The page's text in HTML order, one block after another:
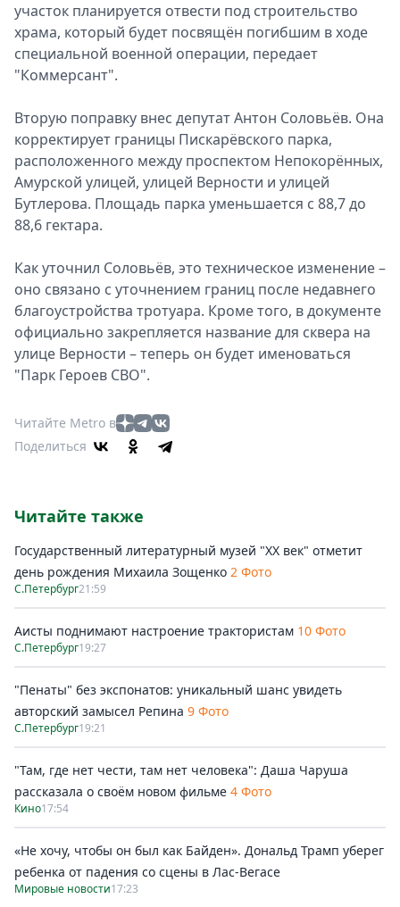
участок планируется отвести под строительство
храма, который будет посвящён погибшим в ходе
специальной военной операции, передает
"Коммерсант".
Вторую поправку внес депутат Антон Соловьёв. Она
корректирует границы Пискарёвского парка,
расположенного между проспектом Непокорённых,
Амурской улицей, улицей Верности и улицей
Бутлерова. Площадь парка уменьшается с 88,7 до
88,6 гектара.
Как уточнил Соловьёв, это техническое изменение –
оно связано с уточнением границ после недавнего
благоустройства тротуара. Кроме того, в документе
официально закрепляется название для сквера на
улице Верности – теперь он будет именоваться
"Парк Героев СВО".
Читайте Metro в
Поделиться
Читайте также
Государственный литературный музей "ХХ век" отметит
день рождения Михаила Зощенко 2 Фото
С.Петербург21:59
Аисты поднимают настроение трактористам 10 Фото
С.Петербург19:27
"Пенаты" без экспонатов: уникальный шанс увидеть
авторский замысел Репина 9 Фото
С.Петербург19:21
"Там, где нет чести, там нет человека": Даша Чаруша
рассказала о своём новом фильме 4 Фото
Кино17:54
«Не хочу, чтобы он был как Байден». Дональд Трамп уберег
ребенка от падения со сцены в Лас-Вегасе
Мировые новости17:23